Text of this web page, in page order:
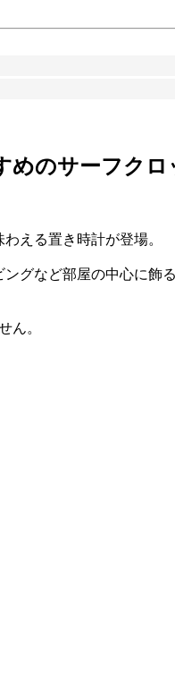
めのサーフクロ
える置き時計が登場。
グなど部屋の中心に
ん。